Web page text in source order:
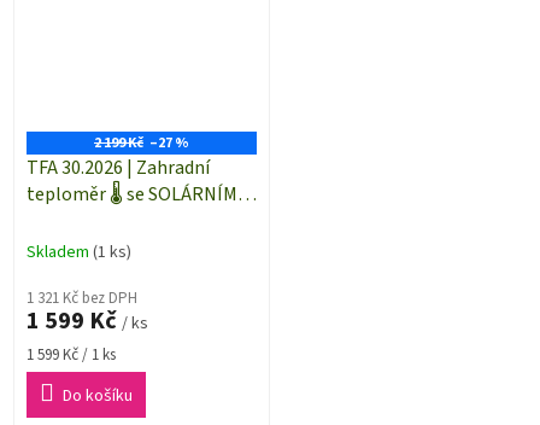
2 199 Kč –27 %
TFA 30.2026 | Zahradní
teploměr 🌡️ se SOLÁRNÍM
Skladem (1 ks)
1 321 Kč bez DPH
1 599 Kč / ks
Měrná
cena:
1 599 Kč / 1 ks
Do košíku